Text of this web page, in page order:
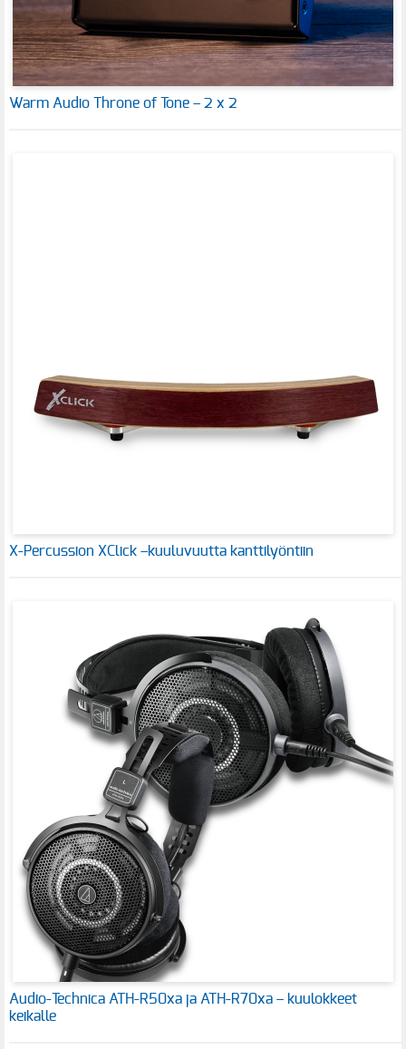
Warm Audio Throne of Tone – 2 x 2
X-Percussion XClick –kuuluvuutta kanttilyöntiin
Audio-Technica ATH-R50xa ja ATH-R70xa – kuulokkeet
keikalle